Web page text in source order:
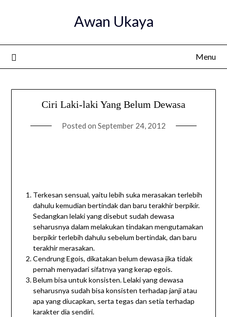
Awan Ukaya
Menu
Ciri Laki-laki Yang Belum Dewasa
Posted on September 24, 2012
Terkesan sensual, yaitu lebih suka merasakan terlebih
dahulu kemudian bertindak dan baru terakhir berpikir.
Sedangkan lelaki yang disebut sudah dewasa
seharusnya dalam melakukan tindakan mengutamakan
berpikir terlebih dahulu sebelum bertindak, dan baru
terakhir merasakan.
Cendrung Egois, dikatakan belum dewasa jika tidak
pernah menyadari sifatnya yang kerap egois.
Belum bisa untuk konsisten. Lelaki yang dewasa
seharusnya sudah bisa konsisten terhadap janji atau
apa yang diucapkan, serta tegas dan setia terhadap
karakter dia sendiri.